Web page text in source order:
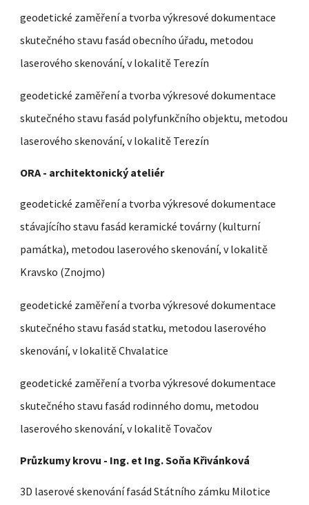
geodetické zaměření a tvorba výkresové dokumentace
skutečného stavu fasád obecního úřadu, metodou
laserového skenování, v lokalitě Terezín
geodetické zaměření a tvorba výkresové dokumentace
skutečného stavu fasád polyfunkčního objektu, metodou
laserového skenování, v lokalitě Terezín
ORA - architektonický ateliér
geodetické zaměření a tvorba výkresové dokumentace
stávajícího stavu fasád keramické továrny (kulturní
památka), metodou laserového skenování, v lokalitě
Kravsko (Znojmo)
geodetické zaměření a tvorba výkresové dokumentace
skutečného stavu fasád statku, metodou laserového
skenování, v lokalitě Chvalatice
geodetické zaměření a tvorba výkresové dokumentace
skutečného stavu fasád rodinného domu, metodou
laserového skenování, v lokalitě Tovačov
Průzkumy krovu - Ing. et Ing. Soňa Křivánková
3D laserové skenování fasád Státního zámku Milotice